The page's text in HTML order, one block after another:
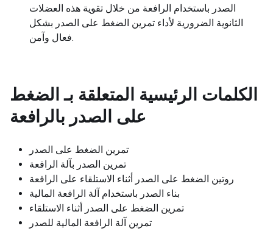
الصدر باستخدام الرافعة من خلال تقوية هذه العضلات
الثانوية الضرورية لأداء تمرين الضغط على الصدر بشكل
فعال وآمن.
الكلمات الرئيسية المتعلقة بـ الضغط
على الصدر بالرافعة
تمرين الضغط على الصدر
تمرين الصدر بآلة الرافعة
روتين الضغط على الصدر أثناء الاستلقاء على الرافعة
بناء الصدر باستخدام آلة الرافعة المالية
تمرين الضغط على الصدر أثناء الاستلقاء
تمرين آلة الرافعة المالية للصدر